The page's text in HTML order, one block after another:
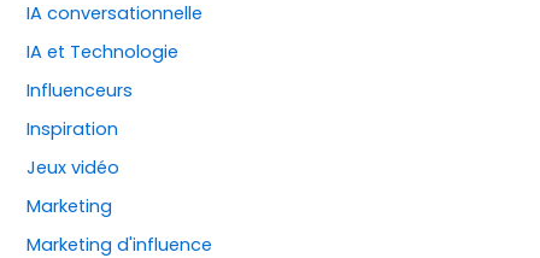
IA conversationnelle
IA et Technologie
Influenceurs
Inspiration
Jeux vidéo
Marketing
Marketing d'influence